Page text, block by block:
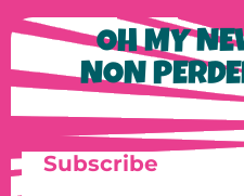
OH MY
NON
Subscribe